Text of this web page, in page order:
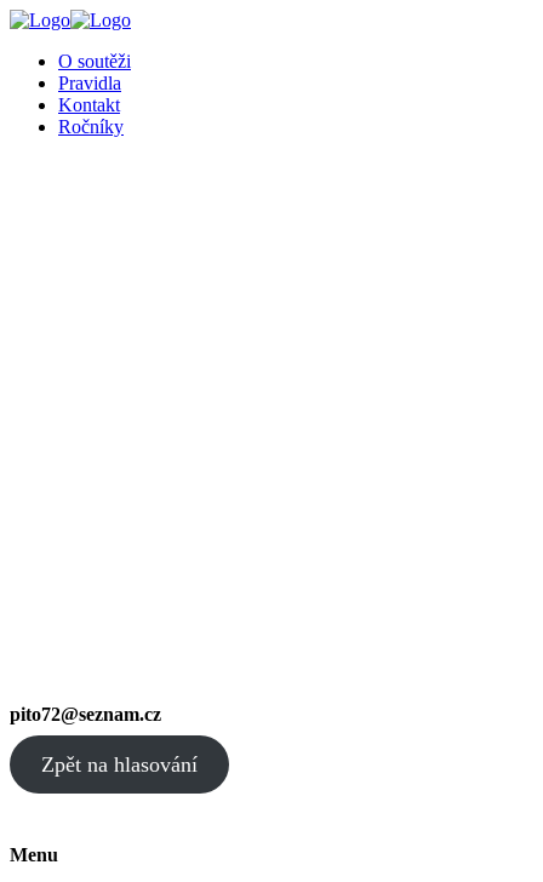
O soutěži
Pravidla
Kontakt
Ročníky
pito72@seznam.cz
Zpět na hlasování
Menu